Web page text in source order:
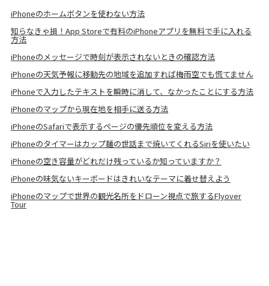
iPhoneのホームボタンを使わない方法
知らなきゃ損！App Storeで有料のiPhoneアプリを無料で手に入れる
方法
iPhoneのメッセージで時刻が表示されないときの確認方法
iPhoneの天気予報に移動先の地域を追加すれば梅雨空でも慌てません
iPhoneで入力したテキストを瞬時に消して、なかったことにする方法
iPhoneのマップから現在地を相手に送る方法
iPhoneのSafariで表示するページの優先順位を変える方法
iPhoneのタイマーはカップ麺の世話まで焼いてくれるSiriを使いたい
iPhoneの空き容量がどれだけ残っているか知っていますか？
iPhoneの味気ないキーボードはきれいなテーマに着せ替えよう
iPhoneのマップで世界の観光名所をドローン視点で旅するFlyover
Tour